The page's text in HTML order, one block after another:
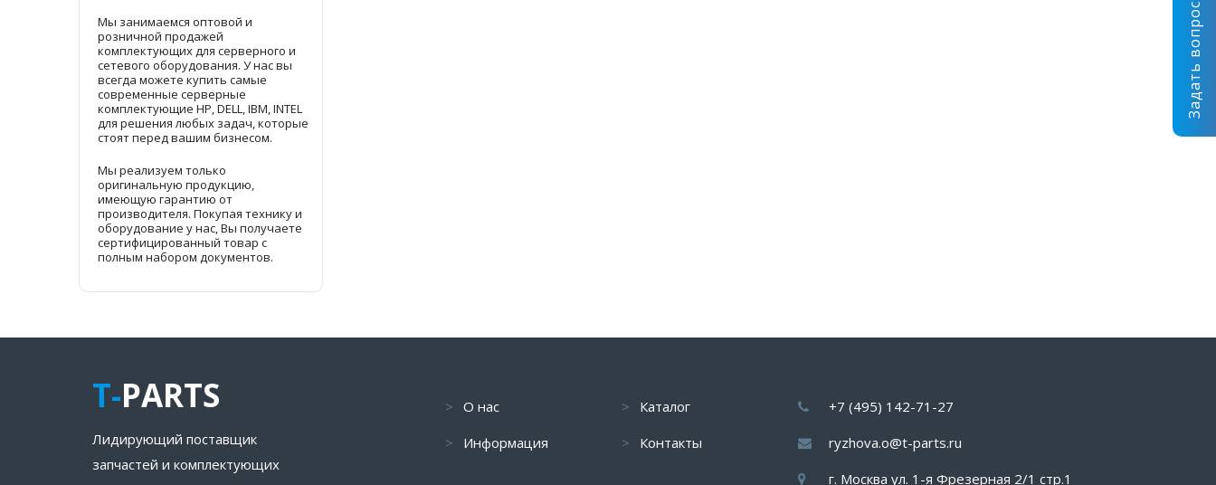
Мы занимаемся оптовой и
розничной продажей
комплектующих для серверного и
сетевого оборудования. У нас вы
всегда можете купить самые
современные серверные
комплектующие HP, DELL, IBM, INTEL
для решения любых задач, которые
стоят перед вашим бизнесом.
Мы реализуем только
оригинальную продукцию,
имеющую гарантию от
производителя. Покупая технику и
оборудование у нас, Вы получаете
сертифицированный товар с
полным набором документов.
T-PARTS
Лидирующий поставщик
запчастей и комплектующих
О нас
Информация
Каталог
Контакты
+7 (495) 142-71-27
ryzhova.o@t-parts.ru
г. Москва ул. 1-я Фрезерная 2/1 стр.1
Задать вопрос